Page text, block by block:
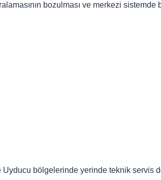
bozulması ve merkezi sistemde
bölgelerinde yerinde teknik servis